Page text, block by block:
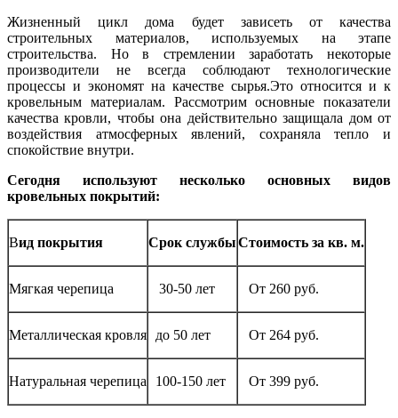
Жизненный цикл дома будет зависеть от качества
строительных материалов, используемых на этапе
строительства. Но в стремлении заработать некоторые
производители не всегда соблюдают технологические
процессы и экономят на качестве сырья.Это относится и к
кровельным материалам. Рассмотрим основные показатели
качества кровли, чтобы она действительно защищала дом от
воздействия атмосферных явлений, сохраняла тепло и
спокойствие внутри.
Сегодня используют несколько основных видов
кровельных покрытий:
Вид покрытия Срок службыСтоимость за кв. м.
Мягкая черепица 30-50 лет От 260 руб.
Металлическая кровля до 50 лет От 264 руб.
Натуральная черепица 100-150 лет От 399 руб.